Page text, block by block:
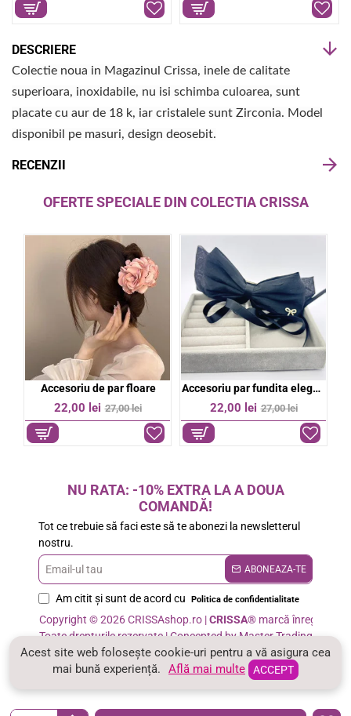
DESCRIERE
Colectie noua in Magazinul Crissa, inele de calitate
superioara, inoxidabile, nu isi schimba culoarea, sunt
placate cu aur de 18 k, iar cristalele sunt Zirconia. Model
disponibil pe masuri, design deosebit.
RECENZII
OFERTE SPECIALE DIN COLECTIA CRISSA
-21%
27,00 lei 34,00 lei
-20%
Bereta colorata dama
39,00 lei 49,00 lei
NU RATA: -10% EXTRA LA A DOUA
COMANDĂ!
Tot ce trebuie să faci este să te abonezi la newsletterul
nostru.
Email-
ul
tau
ABONEAZA-TE
Am citit şi sunt de acord cu Politica de confidentialitate
Copyright © 2026 CRISSAshop.ro |CRISSA® marcă înregistrată
Toate drepturile rezervate | Concepted by Master Trading
Acest site web folosește cookie-uri pentru a vă asigura cea
mai bună experiență.
Află mai multe ACCEPT